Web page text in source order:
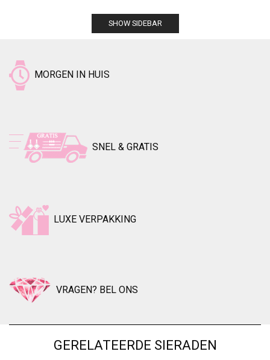
SHOW SIDEBAR
MORGEN IN HUIS
SNEL & GRATIS
LUXE VERPAKKING
VRAGEN? BEL ONS
GERELATEERDE SIERADEN